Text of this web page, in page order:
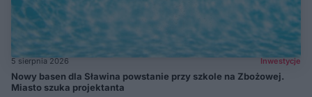
5 sierpnia 2026 Inwestycje
Nowy basen dla Sławina powstanie przy szkole na Zbożowej.
Miasto szuka projektanta